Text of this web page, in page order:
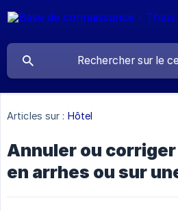
Articles sur : Hôtel
Annuler ou
en arrhes ou sur